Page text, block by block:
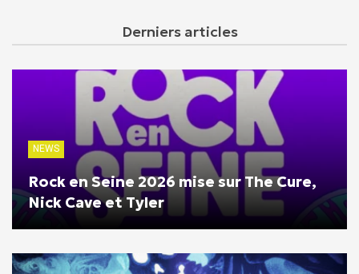
Derniers articles
NEWS
Rock en Seine 2026 mise sur The Cure,
Nick Cave et Tyler